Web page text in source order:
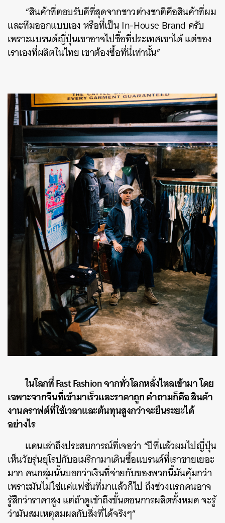
“สินค้าที่ตอบรับดีที่สุดจากชาวต่างชาติคือสินค้าที่ผม
และทีมออกแบบเอง หรือที่เป็น In-House Brand ครับ
เพราะแบรนด์ญี่ปุ่นเขาอาจไปซื้อที่ประเทศเขาได้ แต่ของ
เราเองที่ผลิตในไทย เขาต้องซื้อที่นี่เท่านั้น”
ในโลกที่ Fast Fashion จากทั่วโลกหลั่งไหลเข้ามา โดย
เฉพาะจากจีนที่เข้ามาเร็วและราคาถูก คำถามก็คือ สินค้า
งานคราฟต์ที่ใช้เวลาและต้นทุนสูงกว่าจะยืนระยะได้
อย่างไร
แดนเล่าถึงประสบการณ์ที่เจอว่า “ปีที่แล้วผมไปญี่ปุ่น
เห็นวัยรุ่นยุโรปกับอเมริกามาเดินซื้อแบรนด์ที่เราขายเยอะ
มาก คนกลุ่มนั้นบอกว่าเงินที่จ่ายกับของพวกนี้มันคุ้มกว่า
เพราะมันไม่ใช่แค่แฟชั่นที่มาแล้วก็ไป ถึงช่วงแรกคนอาจ
รู้สึกว่าราคาสูง แต่ถ้าดูเข้าถึงขั้นตอนการผลิตทั้งหมด จะรู้
ว่ามันสมเหตุสมผลกับสิ่งที่ได้จริงๆ”